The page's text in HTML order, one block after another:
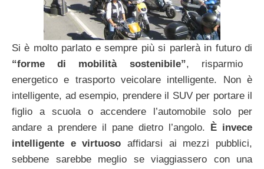
Si è molto parlato e sempre più si parlerà in futuro di
“forme di mobilità sostenibile”, risparmio
energetico e trasporto veicolare intelligente. Non è
intelligente, ad esempio, prendere il SUV per portare il
figlio a scuola o accendere l’automobile solo per
andare a prendere il pane dietro l’angolo. È invece
intelligente e virtuoso affidarsi ai mezzi pubblici,
sebbene sarebbe meglio se viaggiassero con una